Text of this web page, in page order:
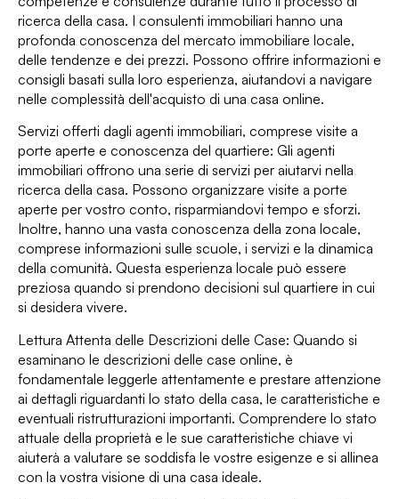
ricerca della casa. I consulenti immobiliari hanno una
profonda conoscenza del mercato immobiliare locale,
delle tendenze e dei prezzi. Possono offrire informazioni e
consigli basati sulla loro esperienza, aiutandovi a navigare
nelle complessità dell'acquisto di una casa online.
Servizi offerti dagli agenti immobiliari, comprese visite a
porte aperte e conoscenza del quartiere: Gli agenti
immobiliari offrono una serie di servizi per aiutarvi nella
ricerca della casa. Possono organizzare visite a porte
aperte per vostro conto, risparmiandovi tempo e sforzi.
Inoltre, hanno una vasta conoscenza della zona locale,
comprese informazioni sulle scuole, i servizi e la dinamica
della comunità. Questa esperienza locale può essere
preziosa quando si prendono decisioni sul quartiere in cui
si desidera vivere.
Lettura Attenta delle Descrizioni delle Case: Quando si
esaminano le descrizioni delle case online, è
fondamentale leggerle attentamente e prestare attenzione
ai dettagli riguardanti lo stato della casa, le caratteristiche e
eventuali ristrutturazioni importanti. Comprendere lo stato
attuale della proprietà e le sue caratteristiche chiave vi
aiuterà a valutare se soddisfa le vostre esigenze e si allinea
con la vostra visione di una casa ideale.